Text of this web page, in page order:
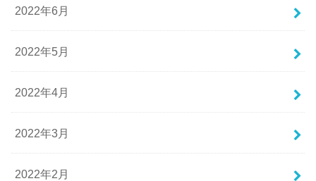
2022年6月
2022年5月
2022年4月
2022年3月
2022年2月